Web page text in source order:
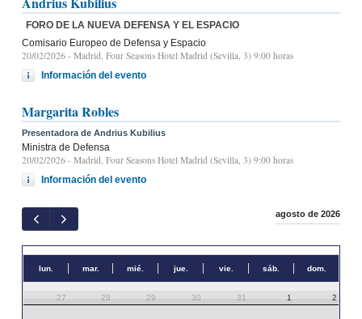
FORO DE LA NUEVA DEFENSA Y EL ESPACIO
Comisario Europeo de Defensa y Espacio
20/02/2026 - Madrid, Four Seasons Hotel Madrid (Sevilla, 3) 9:00 horas
Información del evento
Margarita Robles
Presentadora de Andrius Kubilius
Ministra de Defensa
20/02/2026 - Madrid, Four Seasons Hotel Madrid (Sevilla, 3) 9:00 horas
Información del evento
agosto de 2026
lun. mar. mié. jue. vie. sáb. dom.
27 28 29 30 31 1 2